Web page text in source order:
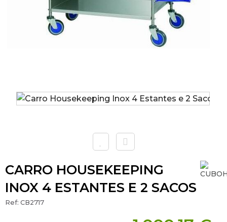
CARRO HOUSEKEEPING
INOX 4 ESTANTES E 2 SACOS
Ref: CB2717